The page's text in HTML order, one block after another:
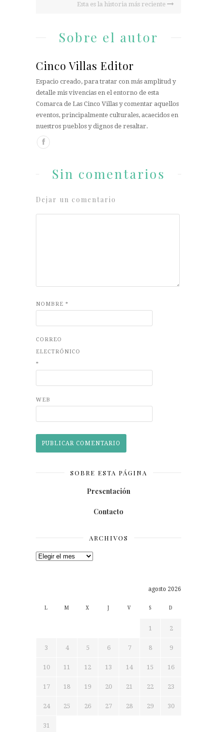
Esta es la historia más reciente
Sobre el autor
Cinco Villas Editor
Espacio creado, para tratar con más amplitud y
detalle mis vivencias en el entorno de esta
Comarca de Las Cinco Villas y comentar aquellos
eventos, principalmente culturales, acaecidos en
nuestros pueblos y dignos de resaltar.
Sin comentarios
Dejar un comentario
NOMBRE *
CORREO
ELECTRÓNICO
*
WEB
SOBRE ESTA PÁGINA
Presentación
Contacto
ARCHIVOS
Archivos
agosto 2026
L M X J V S D
1 2
3 4 5 6 7 8 9
10 11 12 13 14 15 16
17 18 19 20 21 22 23
24 25 26 27 28 29 30
31